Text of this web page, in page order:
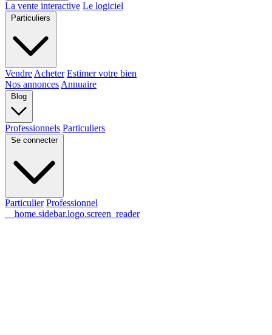
La vente interactive Le logiciel
Particuliers
Vendre Acheter Estimer votre bien
Nos annonces Annuaire
Blog
Professionnels Particuliers
Se connecter
Particulier Professionnel
__home.sidebar.logo.screen_reader